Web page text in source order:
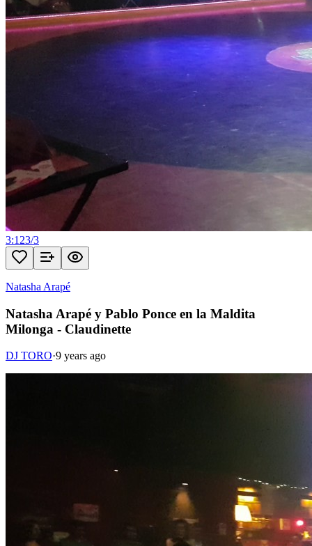
3:123/3
Natasha Arapé
Natasha Arapé y Pablo Ponce en la Maldita
Milonga - Claudinette
DJ TORO·9 years ago